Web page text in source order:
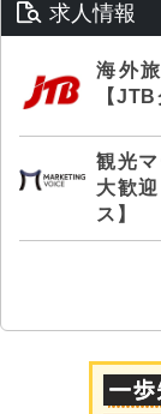
求人情報
海外
【
観光
大歓
ス】